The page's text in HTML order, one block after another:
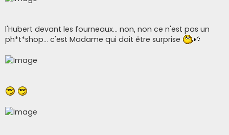
l'Hubert devant les fourneaux... non, non ce n'est pas un
ph*t*shop... c'est Madame qui doit être surprise